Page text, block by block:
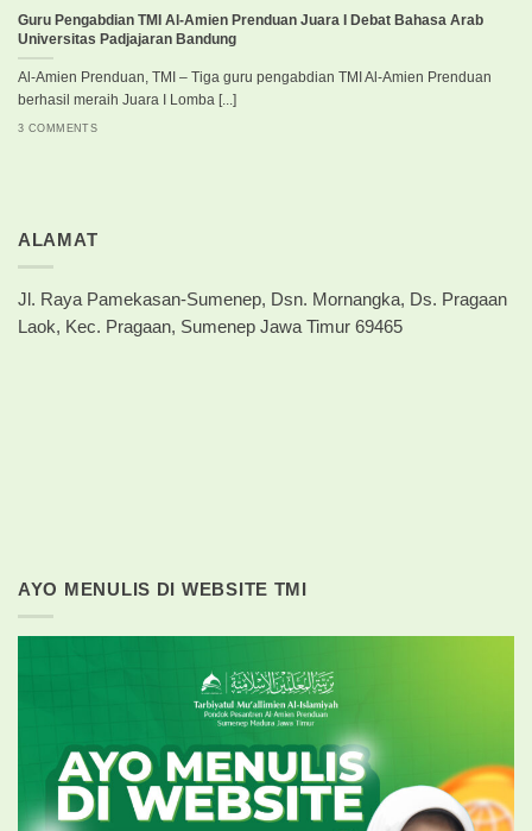
Guru Pengabdian TMI Al-Amien Prenduan Juara I Debat Bahasa Arab
Universitas Padjajaran Bandung
Al-Amien Prenduan, TMI – Tiga guru pengabdian TMI Al-Amien Prenduan
berhasil meraih Juara I Lomba [...]
3 COMMENTS
ALAMAT
Jl. Raya Pamekasan-Sumenep, Dsn. Mornangka, Ds. Pragaan
Laok, Kec. Pragaan, Sumenep Jawa Timur 69465
AYO MENULIS DI WEBSITE TMI